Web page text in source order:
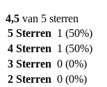
4,5 van 5 sterren
5 Sterren 1 (50%)
4 Sterren 1 (50%)
3 Sterren 0 (0%)
2 Sterren 0 (0%)